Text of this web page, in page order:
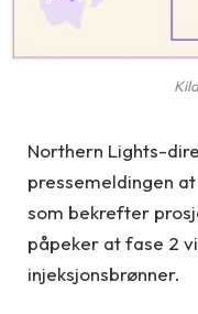
Northern Lights-
pressemeldingen
som bekrefter
påpeker at fase 2
injeksjonsbrønner.